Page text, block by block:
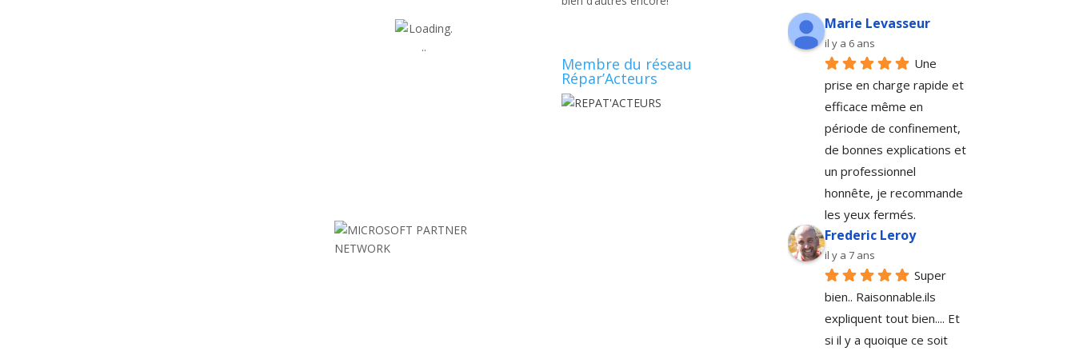
Membre du réseau
Répar’Acteurs
Marie Levasseur
il y a 6 ans
Une
prise en charge rapide et
efficace même en
période de confinement,
de bonnes explications et
un professionnel
honnête, je recommande
les yeux fermés.
Frederic Leroy
il y a 7 ans
Super
bien.. Raisonnable.ils
expliquent tout bien.... Et
si il y a quoique ce soit